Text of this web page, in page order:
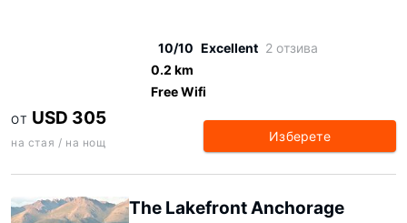
10/10 Excellent 2 отзива
0.2 km
Free Wifi
ОТ USD 305
на стая / на нощ Изберете
The Lakefront Anchorage